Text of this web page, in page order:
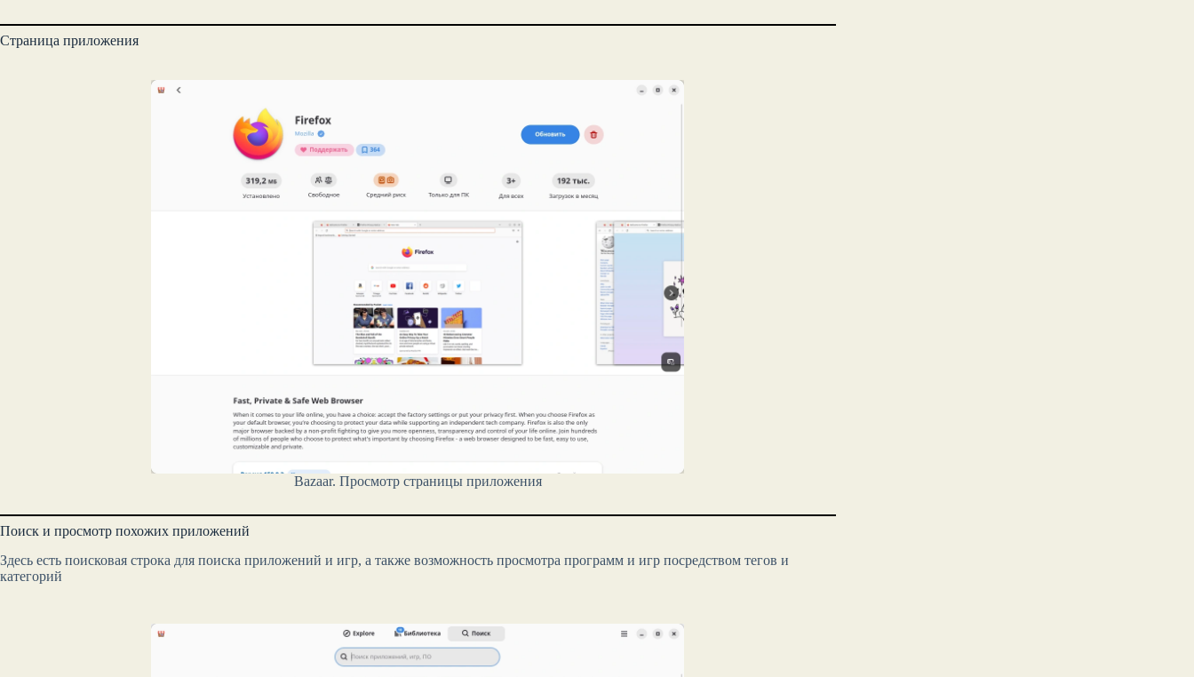
Страница приложения
Bazaar. Просмотр страницы приложения
Поиск и просмотр похожих приложений
Здесь есть поисковая строка для поиска приложений и игр, а также возможность просмотра программ и игр посредством тегов и
категорий